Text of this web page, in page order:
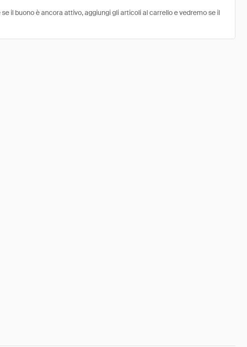
il buono è ancora attivo, aggiungi gli articoli al carrello e vedremo se il